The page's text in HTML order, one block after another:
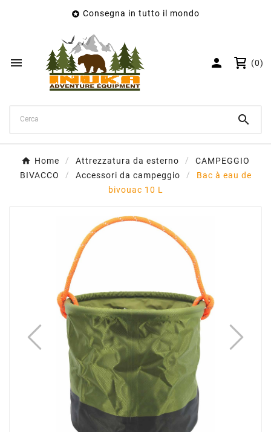
 Consegna in tutto il mondo
  (0)

Home Attrezzatura da esterno
CAMPEGGIO
BIVACCO
Accessori da campeggio
Bac à eau de
bivouac 10 L
Nome lista dei desideri